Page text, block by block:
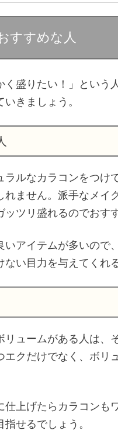
すすめな人
く盛りたい！」とい
きましょう。
ラルなカラコンをつ
れません。派手なメイ
ツリ盛れるのでおす
いアイテムが多いので
い目力を与えてくれ
リュームがある人は
エクだけでなく、ボ
仕上げたらカラコン
せるでしょう。